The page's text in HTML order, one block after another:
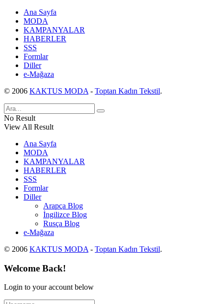
Ana Sayfa
MODA
KAMPANYALAR
HABERLER
SSS
Formlar
Diller
e-Mağaza
© 2006 KAKTUS MODA - Toptan Kadın Tekstil.
No Result
View All Result
Ana Sayfa
MODA
KAMPANYALAR
HABERLER
SSS
Formlar
Diller
Arapça Blog
İngilizce Blog
Rusça Blog
e-Mağaza
© 2006 KAKTUS MODA - Toptan Kadın Tekstil.
Welcome Back!
Login to your account below